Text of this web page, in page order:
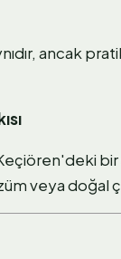
ancak
veya doğal